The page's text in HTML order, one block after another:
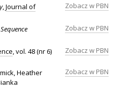
, Journal of
Zobacz w PBN
Zobacz w PBN
, vol. 48 (nr 6)
Zobacz w PBN
Heather
Zobacz w PBN